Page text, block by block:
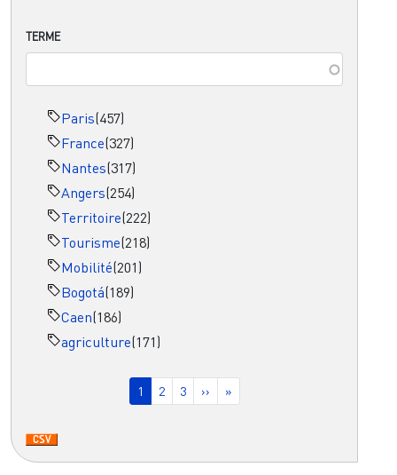
TERME
Paris(457)
France(327)
Nantes(317)
Angers(254)
Territoire(222)
Tourisme(218)
Mobilité(201)
Bogotá(189)
Caen(186)
agriculture(171)
Page courante
1 Page
2 Page
3 Page suivante
›› Dernière page
»